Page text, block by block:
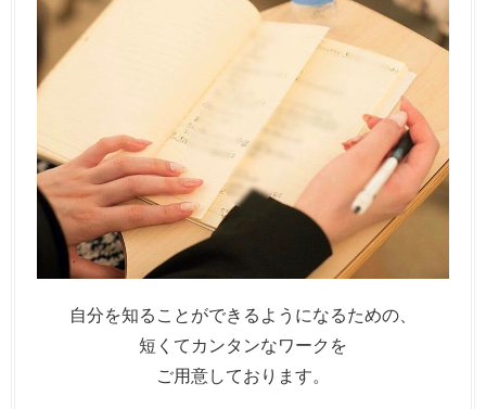
自分を知ることができるようになるための、
短くてカンタンなワークを
ご用意しております。